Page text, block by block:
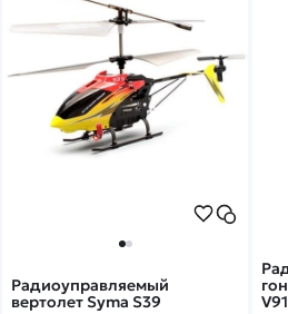
Радиоуправляемый
вертолет Syma S39